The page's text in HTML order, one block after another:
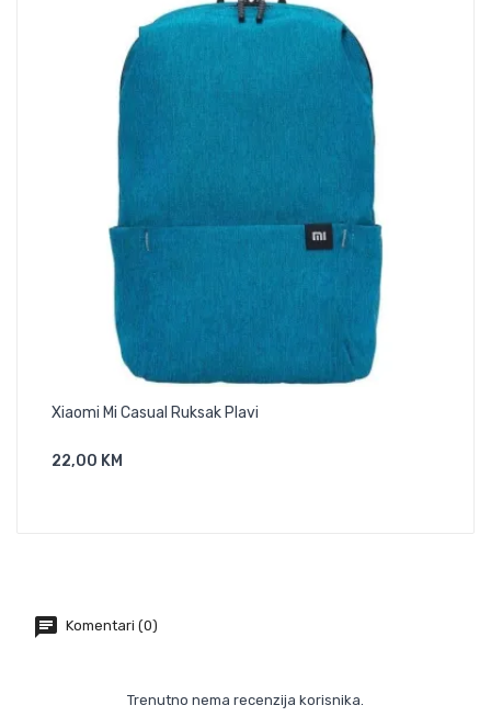
Xiaomi Mi Casual Ruksak Plavi
22,00 KMDodaj U Košaricu
Komentari (0)
Trenutno nema recenzija korisnika.